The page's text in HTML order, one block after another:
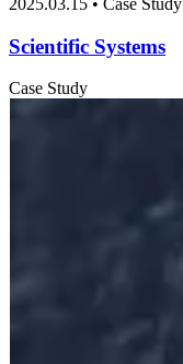
2025.03.15 • Case Study
Scientific Systems
Case Study